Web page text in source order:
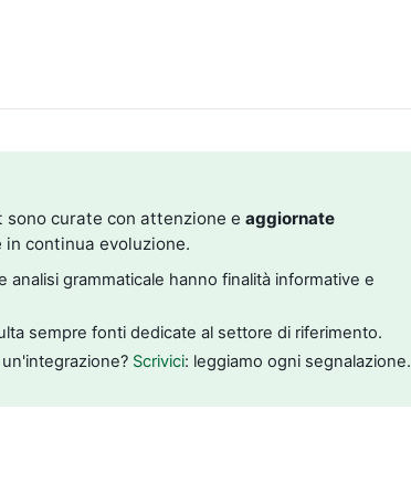
curate con attenzione e aggiornate
in continua evoluzione.
analisi grammaticale hanno finalità informative e
sempre fonti dedicate al settore di riferimento.
Scrivici: leggiamo ogni segnalazione.